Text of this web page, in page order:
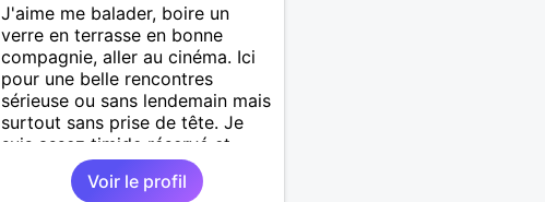
J'aime me balader, boire un
verre en terrasse en bonne
compagnie, aller au cinéma. Ici
pour une belle rencontres
sérieuse ou sans lendemain mais
surtout sans prise de tête. Je
suis assez timide réservé et
discret, Sinon je suis auto-
entrepreneur dans le nettoyage.
Voir le profil